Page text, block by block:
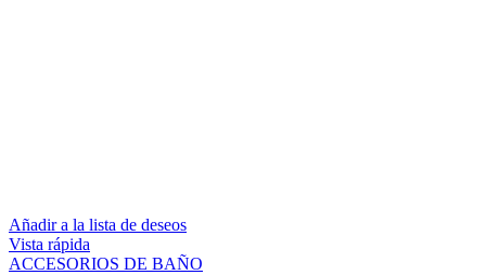
Añadir a la lista de deseos
Vista rápida
ACCESORIOS DE BAÑO